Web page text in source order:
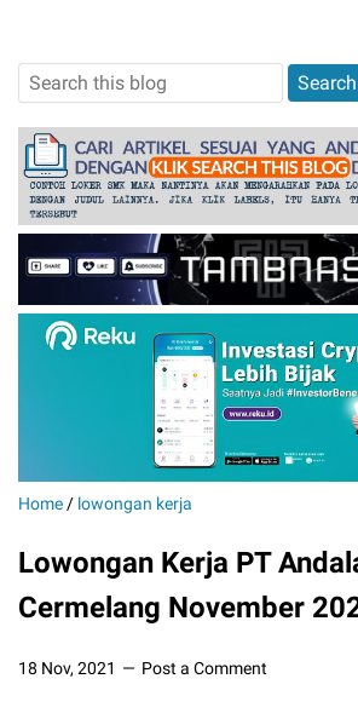
Home / lowongan kerja
Lowongan Kerja PT
Cermelang November
18 Nov, 2021 Post a Comment